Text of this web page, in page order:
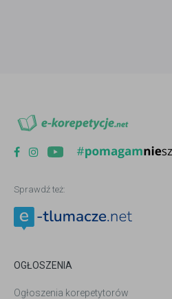
Sprawdź też:
OGŁOSZENIA
Ogłoszenia korepetytorów